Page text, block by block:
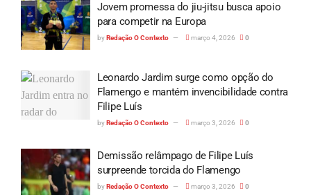
Jovem promessa do jiu-jitsu busca apoio
para competir na Europa
byRedação O Contexto março 4, 2026 0
Leonardo Jardim surge como opção do
Flamengo e mantém invencibilidade contra
Filipe Luís
byRedação O Contexto março 3, 2026 0
Demissão relâmpago de Filipe Luís
surpreende torcida do Flamengo
byRedação O Contexto março 3, 2026 0